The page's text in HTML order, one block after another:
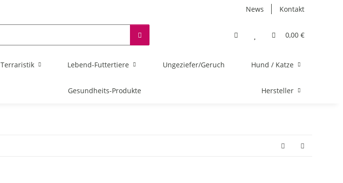
News Kontakt
0,00 €
Terraristik Lebend-Futtertiere Ungeziefer/Geruch Hund / Katze
Gesundheits-Produkte Hersteller